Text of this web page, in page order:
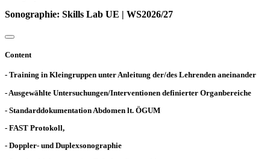
Sonographie: Skills Lab UE | WS2026/27
Content
- Training in Kleingruppen unter Anleitung der/des Lehrenden aneinander
- Ausgewählte Untersuchungen/Interventionen definierter Organbereiche
- Standarddokumentation Abdomen lt. ÖGUM
- FAST Protokoll,
- Doppler- und Duplexsonographie